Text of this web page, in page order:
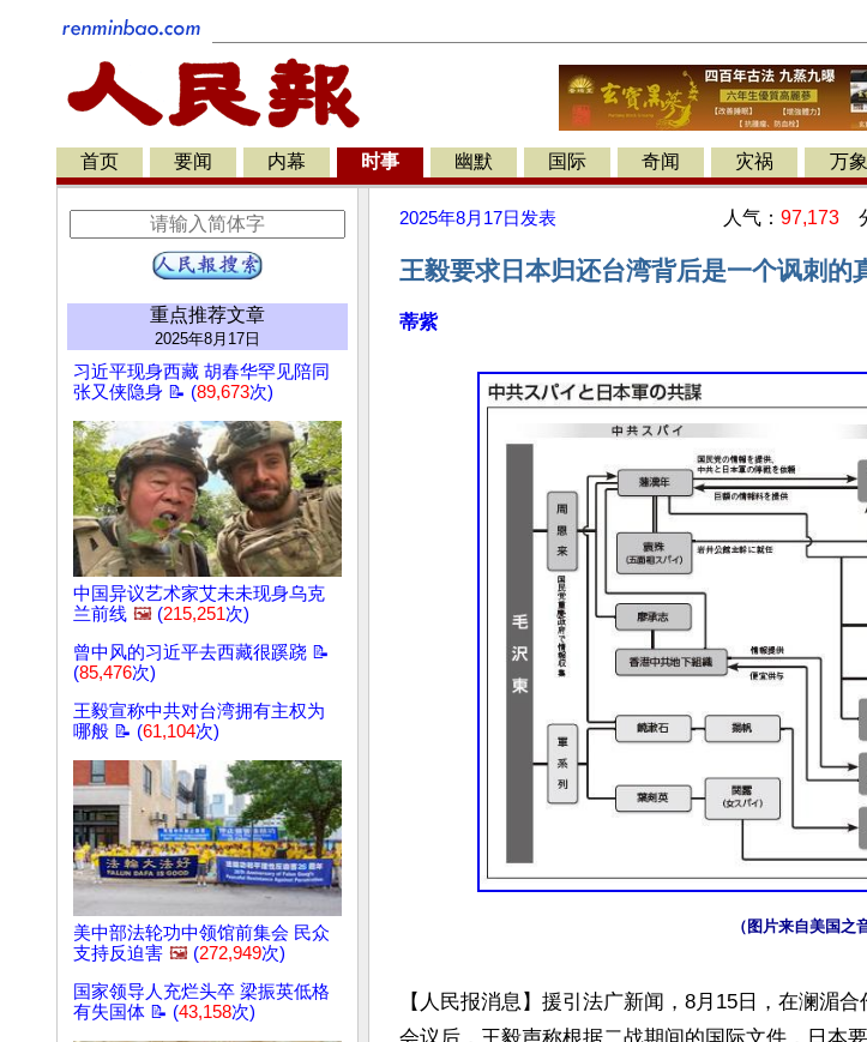
首页 要闻 内幕 时事 幽默 国际 奇闻 灾祸 万象
重点推荐文章
2025年8月17日
习近平现身西藏 胡春华罕见陪同
张又侠隐身 📝 (89,673次)
中国异议艺术家艾未未现身乌克
兰前线 🖼️ (215,251次)
曾中风的习近平去西藏很蹊跷 📝
(85,476次)
王毅宣称中共对台湾拥有主权为
哪般 📝 (61,104次)
美中部法轮功中领馆前集会 民众
支持反迫害 🖼️ (272,949次)
国家领导人充烂头卒 梁振英低格
有失国体 📝 (43,158次)
2025年8月17日 发表 人气： 97,173
王毅要求日本归还台湾背后是一个讽刺的
蒂紫
（图片来自美国之音
【人民报消息】援引法广新闻，8月15日，在澜湄合